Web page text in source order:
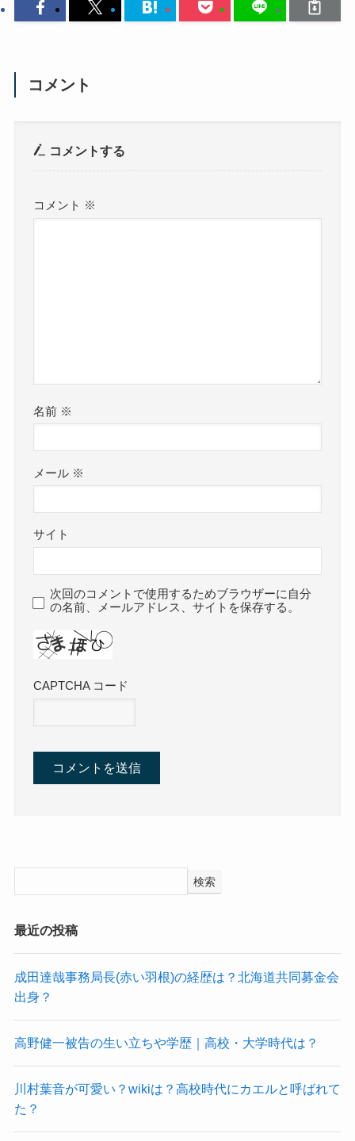
コメント
コメントする
コメント ※
名前 ※
メール ※
サイト
次回のコメントで使用するためブラウザーに自分
の名前、メールアドレス、サイトを保存する。
CAPTCHA コード
検索
最近の投稿
成田達哉事務局長(赤い羽根)の経歴は？北海道共同募金会
出身？
高野健一被告の生い立ちや学歴｜高校・大学時代は？
川村葉音が可愛い？wikiは？高校時代にカエルと呼ばれて
た？